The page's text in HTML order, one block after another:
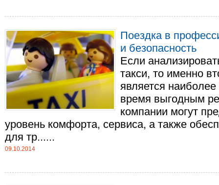
Поездка в
и безопасность
Если
такси, то именно
является
время выгодным
компании могут
уровень комфорта, сервиса, а также
для тр......
09.10.2014